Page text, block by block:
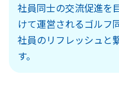
社員同士の交流促進を
けて運営されるゴルフ
社員のリフレッシュと
す。​